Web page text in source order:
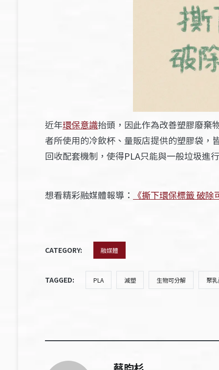
近年環保意識抬頭，因此作為改善塑膠廢棄
者所使用的冷飲杯、量販店提供的塑膠袋，
回收配套機制，使得PLA只能與一般垃圾進
想看精彩融媒體報導： 《撕下環保標籤 破
CATEGORY: 融媒體
TAGGED: PLA 減塑 生物可分解 聚